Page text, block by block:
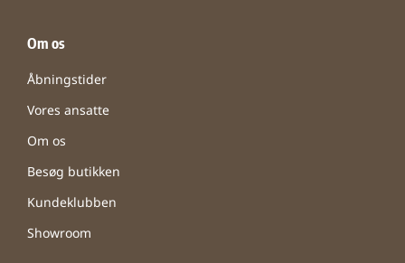
Om os
Åbningstider
Vores ansatte
Om os
Besøg butikken
Kundeklubben
Showroom